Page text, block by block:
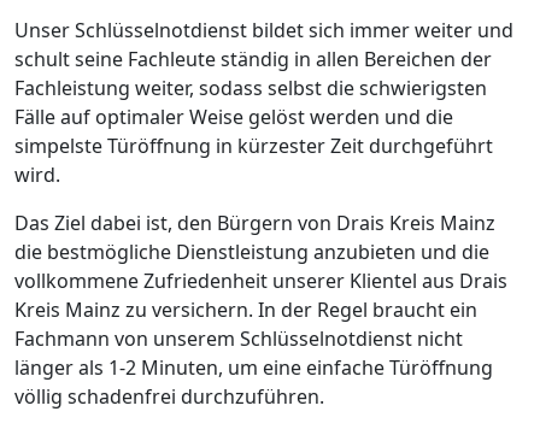
Unser Schlüsselnotdienst bildet sich immer weiter und
schult seine Fachleute ständig in allen Bereichen der
Fachleistung weiter, sodass selbst die schwierigsten
Fälle auf optimaler Weise gelöst werden und die
simpelste Türöffnung in kürzester Zeit durchgeführt
wird.
Das Ziel dabei ist, den Bürgern von Drais Kreis Mainz
die bestmögliche Dienstleistung anzubieten und die
vollkommene Zufriedenheit unserer Klientel aus Drais
Kreis Mainz zu versichern. In der Regel braucht ein
Fachmann von unserem Schlüsselnotdienst nicht
länger als 1-2 Minuten, um eine einfache Türöffnung
völlig schadenfrei durchzuführen.